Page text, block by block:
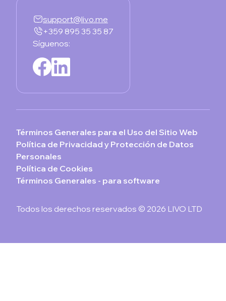
support@livo.me
+359 895 35 35 87
Síguenos:
Términos Generales para el Uso del Sitio Web
Política de Privacidad y Protección de Datos
Personales
Política de Cookies
Términos Generales - para software
Todos los derechos reservados © 2026 LIVO LTD